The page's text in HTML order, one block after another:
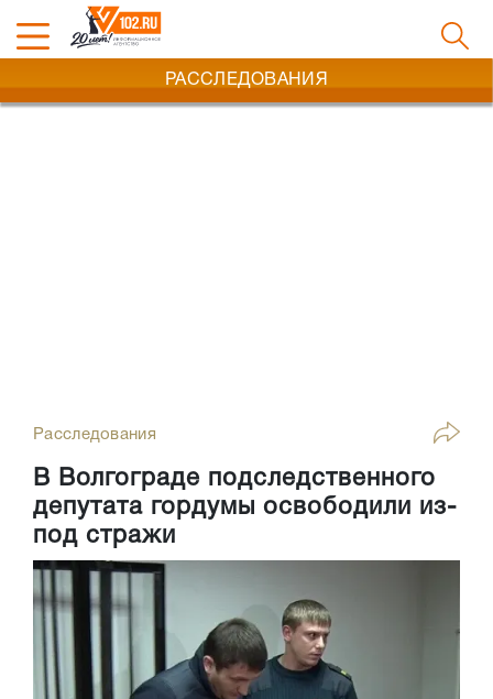
РАССЛЕДОВАНИЯ
Расследования
В Волгограде подследственного
депутата гордумы освободили из-
под стражи